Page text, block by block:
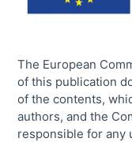
The European
of this publication
of the contents,
authors, and the
responsible for any